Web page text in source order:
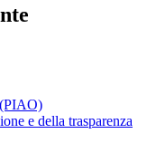
e della trasparenza